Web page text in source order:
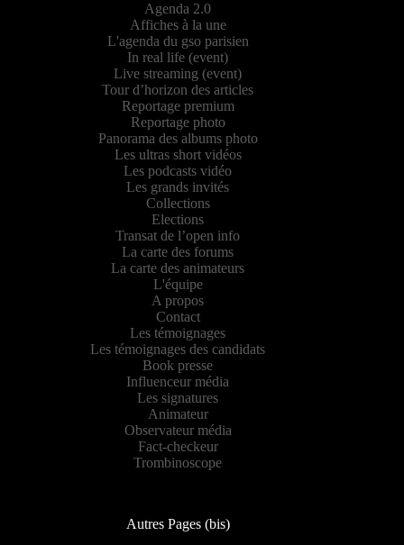
Agenda 2.0
Affiches à la une
L'agenda du gso parisien
In real life (event)
Live streaming (event)
Tour d’horizon des articles
Reportage premium
Reportage photo
Panorama des albums photo
Les ultras short vidéos
Les podcasts vidéo
Les grands invités
Collections
Elections
Transat de l’open info
La carte des forums
La carte des animateurs
L'équipe
A propos
Contact
Les témoignages
Les témoignages des candidats
Book presse
Influenceur média
Les signatures
Animateur
Observateur média
Fact-checkeur
Trombinoscope
Autres Pages (bis)